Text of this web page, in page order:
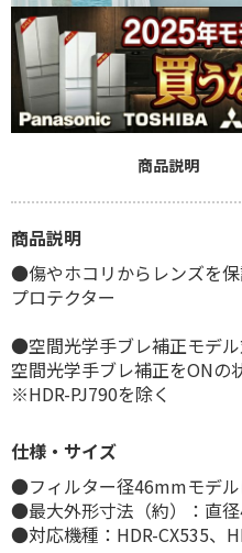
商品説明
商品説明
●傷やホコリからレンズを
プロテクター
●空間光学手ブレ補正モデ
空間光学手ブレ補正をONの
※HDR-PJ790を除く
仕様・サイズ
●フィルター径46mmモデ
●最大外形寸法（約）：直
●対応機種：HDR-CX535、